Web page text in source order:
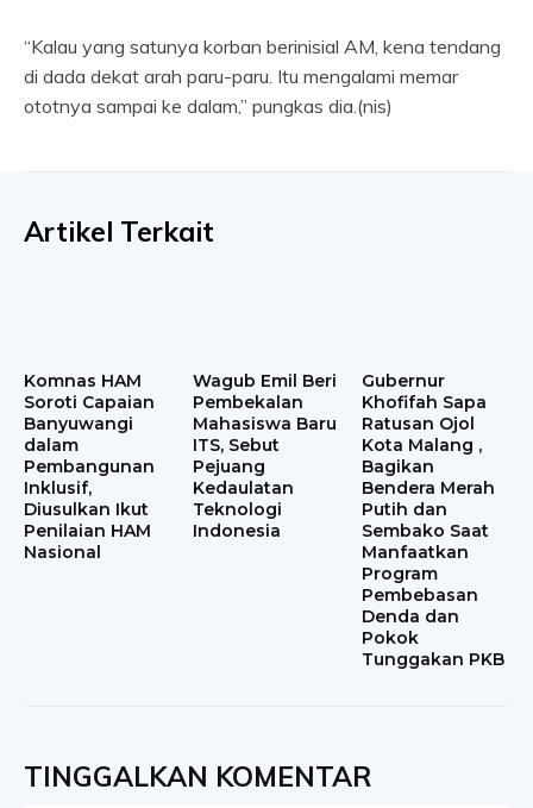
“Kalau yang satunya korban berinisial AM, kena tendang
di dada dekat arah paru-paru. Itu mengalami memar
ototnya sampai ke dalam,” pungkas dia.(nis)
Artikel Terkait
Komnas HAM
Soroti Capaian
Banyuwangi
dalam
Pembangunan
Inklusif,
Diusulkan Ikut
Penilaian HAM
Nasional
Wagub Emil Beri
Pembekalan
Mahasiswa Baru
ITS, Sebut
Pejuang
Kedaulatan
Teknologi
Indonesia
Gubernur
Khofifah Sapa
Ratusan Ojol
Kota Malang ,
Bagikan
Bendera Merah
Putih dan
Sembako Saat
Manfaatkan
Program
Pembebasan
Denda dan
Pokok
Tunggakan PKB
TINGGALKAN KOMENTAR